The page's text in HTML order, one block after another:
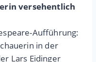
versehentlich
Aufführung:
in der
Lars Eidinger